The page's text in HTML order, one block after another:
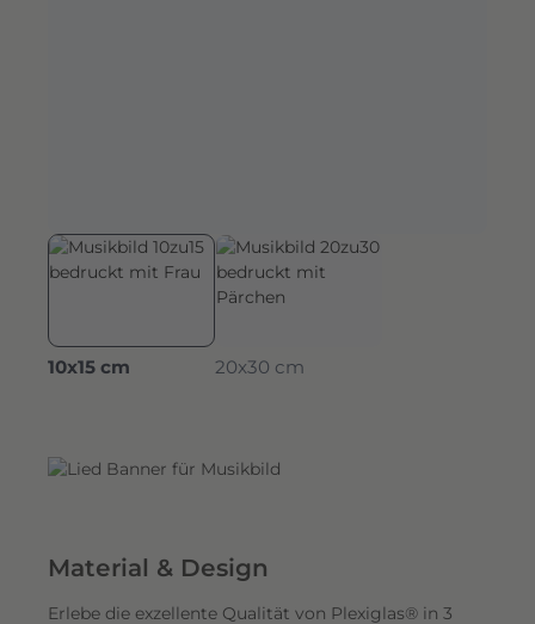
10x15 cm 20x30 cm
Material & Design
Erlebe die exzellente Qualität von Plexiglas® in 3